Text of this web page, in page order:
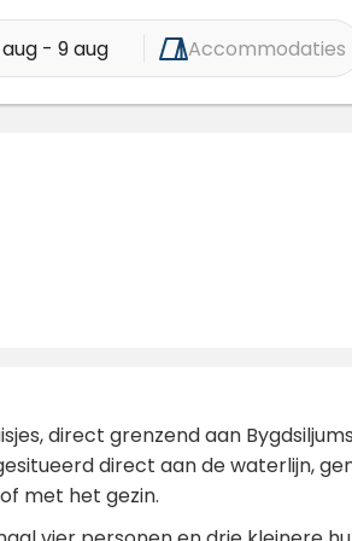
- 9 aug Accommodaties
direct grenzend aan
direct aan de waterlijn,
met het gezin.